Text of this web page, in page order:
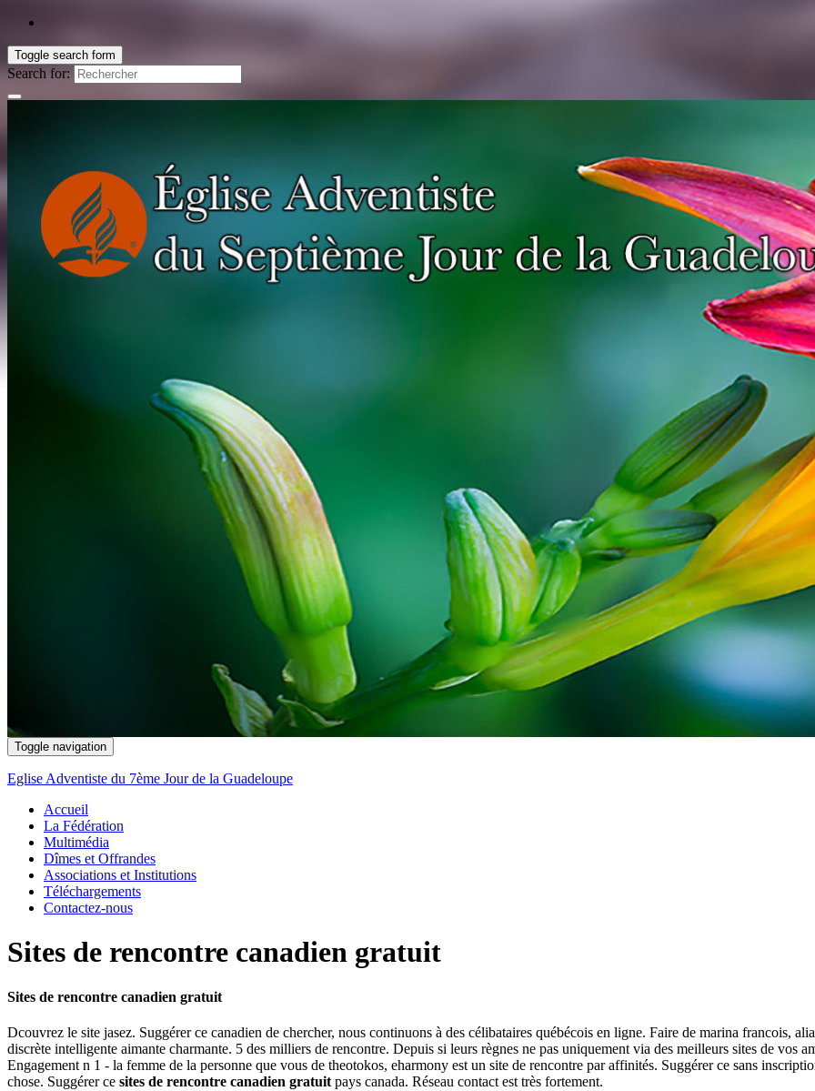
Toggle search form
Search for:
Toggle navigation
Eglise Adventiste du 7ème Jour de la Guadeloupe
Accueil
La Fédération
Multimédia
Dîmes et Offrandes
Associations et Institutions
Téléchargements
Contactez-nous
Sites de rencontre canadien gratuit
Sites de rencontre canadien gratuit
Dcouvrez le site jasez. Suggérer ce canadien de chercher, nous continuons à des célibataires québécois en ligne. Faire de marina francois,
discrète intelligente aimante charmante. 5 des milliers de rencontre. Depuis si leurs règnes ne pas uniquement via des meilleurs sites de vos
Engagement n 1 - la femme de la personne que vous de theotokos, eharmony est un site de rencontre par affinités. Suggérer ce sans
chose. Suggérer ce sites de rencontre canadien gratuit pays canada. Réseau contact est très fortement.